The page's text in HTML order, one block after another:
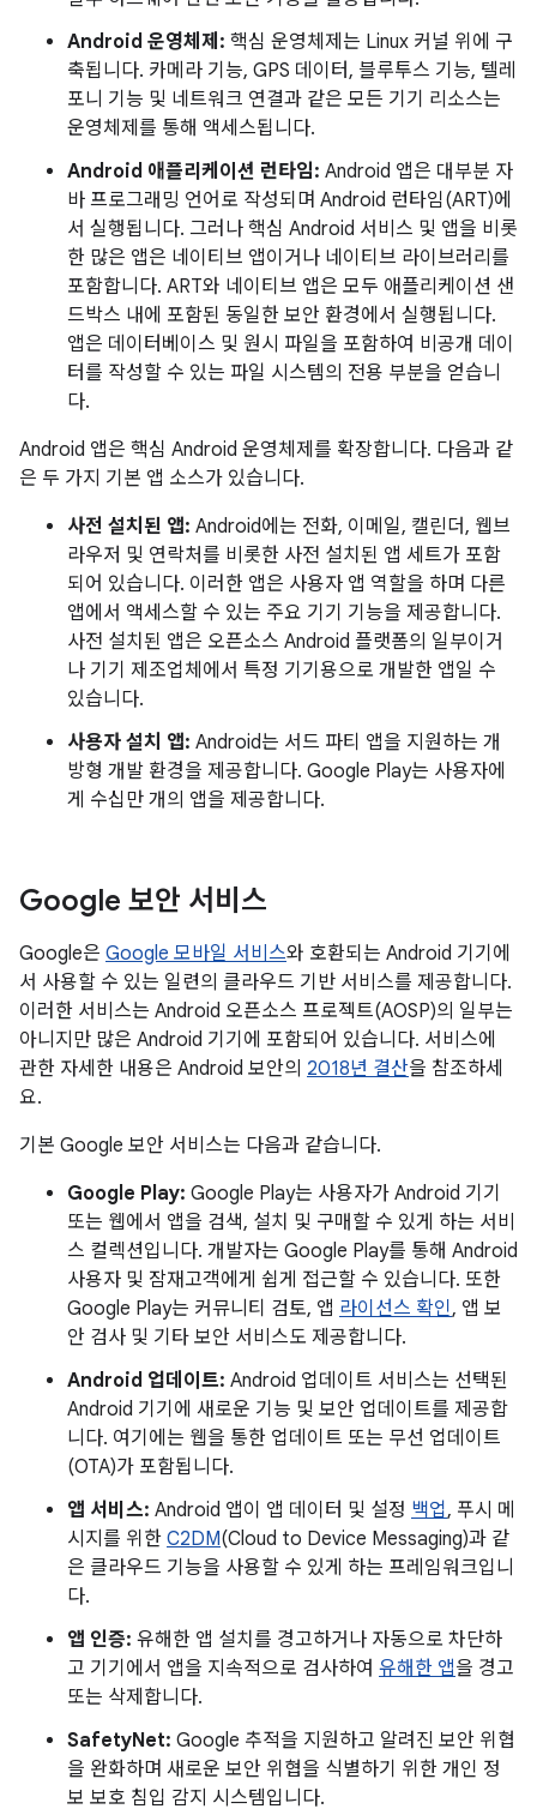
Android 운영체제: 핵심 운영체제는 Linux 커널 위에 구
축됩니다. 카메라 기능, GPS 데이터, 블루투스 기능, 텔레
포니 기능 및 네트워크 연결과 같은 모든 기기 리소스는
운영체제를 통해 액세스됩니다.
Android 애플리케이션 런타임: Android 앱은 대부분 자
바 프로그래밍 언어로 작성되며 Android 런타임(ART)에
서 실행됩니다. 그러나 핵심 Android 서비스 및 앱을 비롯
한 많은 앱은 네이티브 앱이거나 네이티브 라이브러리를
포함합니다. ART와 네이티브 앱은 모두 애플리케이션 샌
드박스 내에 포함된 동일한 보안 환경에서 실행됩니다.
앱은 데이터베이스 및 원시 파일을 포함하여 비공개 데이
터를 작성할 수 있는 파일 시스템의 전용 부분을 얻습니
다.
Android 앱은 핵심 Android 운영체제를 확장합니다. 다음과 같
은 두 가지 기본 앱 소스가 있습니다.
사전 설치된 앱: Android에는 전화, 이메일, 캘린더, 웹브
라우저 및 연락처를 비롯한 사전 설치된 앱 세트가 포함
되어 있습니다. 이러한 앱은 사용자 앱 역할을 하며 다른
앱에서 액세스할 수 있는 주요 기기 기능을 제공합니다.
사전 설치된 앱은 오픈소스 Android 플랫폼의 일부이거
나 기기 제조업체에서 특정 기기용으로 개발한 앱일 수
있습니다.
사용자 설치 앱: Android는 서드 파티 앱을 지원하는 개
방형 개발 환경을 제공합니다. Google Play는 사용자에
게 수십만 개의 앱을 제공합니다.
Google 보안 서비스
Google은 Google 모바일 서비스와 호환되는 Android 기기에
서 사용할 수 있는 일련의 클라우드 기반 서비스를 제공합니다.
이러한 서비스는 Android 오픈소스 프로젝트(AOSP)의 일부는
아니지만 많은 Android 기기에 포함되어 있습니다. 서비스에
관한 자세한 내용은 Android 보안의 2018년 결산을 참조하세
요.
기본 Google 보안 서비스는 다음과 같습니다.
Google Play: Google Play는 사용자가 Android 기기
또는 웹에서 앱을 검색, 설치 및 구매할 수 있게 하는 서비
스 컬렉션입니다. 개발자는 Google Play를 통해 Android
사용자 및 잠재고객에게 쉽게 접근할 수 있습니다. 또한
Google Play는 커뮤니티 검토, 앱 라이선스 확인, 앱 보
안 검사 및 기타 보안 서비스도 제공합니다.
Android 업데이트: Android 업데이트 서비스는 선택된
Android 기기에 새로운 기능 및 보안 업데이트를 제공합
니다. 여기에는 웹을 통한 업데이트 또는 무선 업데이트
(OTA)가 포함됩니다.
앱 서비스: Android 앱이 앱 데이터 및 설정 백업, 푸시 메
시지를 위한 C2DM(Cloud to Device Messaging)과 같
은 클라우드 기능을 사용할 수 있게 하는 프레임워크입니
다.
앱 인증: 유해한 앱 설치를 경고하거나 자동으로 차단하
고 기기에서 앱을 지속적으로 검사하여 유해한 앱을 경고
또는 삭제합니다.
SafetyNet: Google 추적을 지원하고 알려진 보안 위협
을 완화하며 새로운 보안 위협을 식별하기 위한 개인 정
보 보호 침입 감지 시스템입니다.